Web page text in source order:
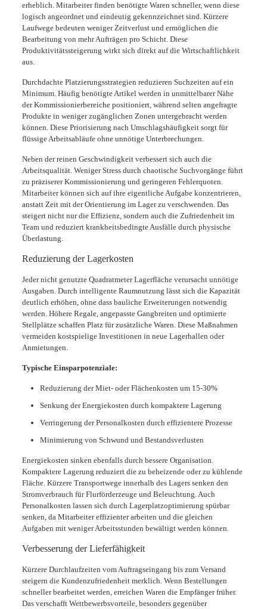
erheblich. Mitarbeiter finden benötigte Waren schneller, wenn diese
logisch angeordnet und eindeutig gekennzeichnet sind. Kürzere
Laufwege bedeuten weniger Zeitverlust und ermöglichen die
Bearbeitung von mehr Aufträgen pro Schicht. Diese
Produktivitätssteigerung wirkt sich direkt auf die Wirtschaftlichkeit
aus.
Durchdachte Platzierungsstrategien reduzieren Suchzeiten auf ein
Minimum. Häufig benötigte Artikel werden in unmittelbarer Nähe
der Kommissionierbereiche positioniert, während selten angefragte
Produkte in weniger zugänglichen Zonen untergebracht werden
können. Diese Priorisierung nach Umschlagshäufigkeit sorgt für
flüssige Arbeitsabläufe ohne unnötige Unterbrechungen.
Neben der reinen Geschwindigkeit verbessert sich auch die
Arbeitsqualität. Weniger Stress durch chaotische Suchvorgänge führt
zu präziserer Kommissionierung und geringeren Fehlerquoten.
Mitarbeiter können sich auf ihre eigentliche Aufgabe konzentrieren,
anstatt Zeit mit der Orientierung im Lager zu verschwenden. Das
steigert nicht nur die Effizienz, sondern auch die Zufriedenheit im
Team und reduziert krankheitsbedingte Ausfälle durch physische
Überlastung.
Reduzierung der Lagerkosten
Jeder nicht genutzte Quadratmeter Lagerfläche verursacht unnötige
Ausgaben. Durch intelligente Raumnutzung lässt sich die Kapazität
deutlich erhöhen, ohne dass bauliche Erweiterungen notwendig
werden. Höhere Regale, angepasste Gangbreiten und optimierte
Stellplätze schaffen Platz für zusätzliche Waren. Diese Maßnahmen
vermeiden kostspielige Investitionen in neue Lagerhallen oder
Anmietungen.
Typische Einsparpotenziale:
Reduzierung der Miet- oder Flächenkosten um 15-30%
Senkung der Energiekosten durch kompaktere Lagerung
Verringerung der Personalkosten durch effizientere Prozesse
Minimierung von Schwund und Bestandsverlusten
Energiekosten sinken ebenfalls durch bessere Organisation.
Kompaktere Lagerung reduziert die zu beheizende oder zu kühlende
Fläche. Kürzere Transportwege innerhalb des Lagers senken den
Stromverbrauch für Flurförderzeuge und Beleuchtung. Auch
Personalkosten lassen sich durch Lagerplatzoptimierung spürbar
senken, da Mitarbeiter effizienter arbeiten und die gleichen
Aufgaben mit weniger Arbeitsstunden bewältigt werden können.
Verbesserung der Lieferfähigkeit
Kürzere Durchlaufzeiten vom Auftragseingang bis zum Versand
steigern die Kundenzufriedenheit merklich. Wenn Bestellungen
schneller bearbeitet werden, erreichen Waren die Empfänger früher.
Das verschafft Wettbewerbsvorteile, besonders gegenüber